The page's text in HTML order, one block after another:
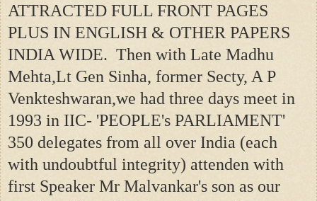
ATTRACTED FULL FRONT PAGES
PLUS IN ENGLISH & OTHER PAPERS
INDIA WIDE. Then with Late Madhu
Mehta,Lt Gen Sinha, former Secty, A P
Venkteshwaran,we had three days meet in
1993 in IIC- 'PEOPLE's PARLIAMENT'
350 delegates from all over India (each
with undoubtful integrity) attenden with
first Speaker Mr Malvankar's son as our